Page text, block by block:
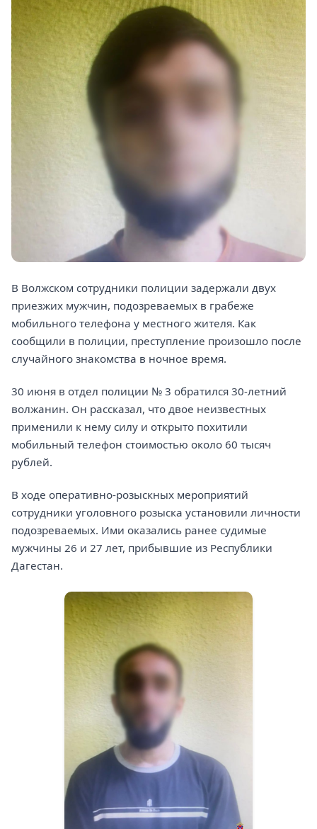
В Волжском сотрудники полиции задержали двух
приезжих мужчин, подозреваемых в грабеже
мобильного телефона у местного жителя. Как
сообщили в полиции, преступление произошло после
случайного знакомства в ночное время.
30 июня в отдел полиции № 3 обратился 30-летний
волжанин. Он рассказал, что двое неизвестных
применили к нему силу и открыто похитили
мобильный телефон стоимостью около 60 тысяч
рублей.
В ходе оперативно-розыскных мероприятий
сотрудники уголовного розыска установили личности
подозреваемых. Ими оказались ранее судимые
мужчины 26 и 27 лет, прибывшие из Республики
Дагестан.